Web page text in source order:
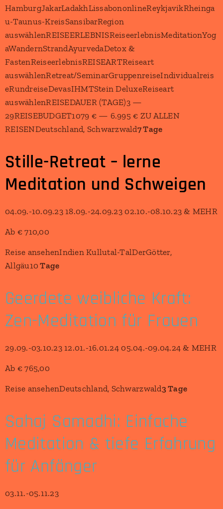
HamburgJakarLadakhLissabononlineReykjavikRheinga
u-Taunus-KreisSansibarRegion
auswählenREISEERLEBNISReiseerlebnisMeditationYog
aWandernStrandAyurvedaDetox &
FastenReiseerlebnisREISEARTReiseart
auswählenRetreat/SeminarGruppenreiseIndividualreis
eRundreiseDevasIHMTStein DeluxeReiseart
auswählenREISEDAUER (TAGE)3 —
29REISEBUDGET1079 € — 6.995 € ZU ALLEN
REISENDeutschland, Schwarzwald7 Tage
Stille-Retreat – lerne
Meditation und Schweigen
04.09.-10.09.23 18.09.-24.09.23 02.10.-08.10.23 & MEHR
Ab € 710,00
Reise ansehenIndien Kullutal-TalDerGötter,
Allgäu10 Tage
Geerdete weibliche Kraft:
Zen-Meditation für Frauen
29.09.-03.10.23 12.01.-16.01.24 05.04.-09.04.24 & MEHR
Ab € 765,00
Reise ansehenDeutschland, Schwarzwald3 Tage
Sahaj Samadhi: Einfache
Meditation & tiefe Erfahrung
für Anfänger
03.11.-05.11.23